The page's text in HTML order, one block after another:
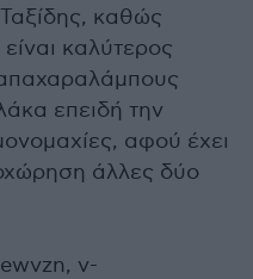
καθώς
καλύτερος
επειδή την
αφού έχει
άλλες δύο
v-